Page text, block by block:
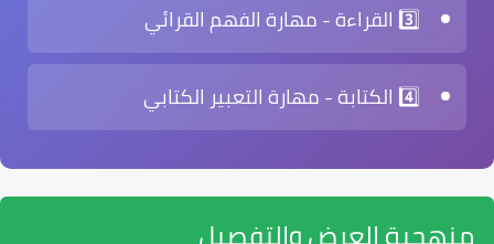
3️⃣ القراءة - مهارة الفهم القرائي
4️⃣ الكتابة - مهارة التعبير الكتابي